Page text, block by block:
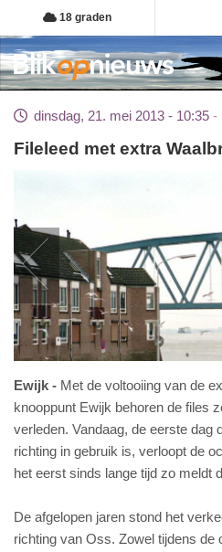
Overslaan
en
naar
de
gaan
18 graden
dinsdag, 21. mei 2013 - 10:35
Fileleed met extra
Ewijk
Met de voltooiing van de
knooppunt Ewijk behoren de files
verleden. Vandaag, de eerste dag
richting in gebruik is, verloopt de
het eerst sinds lange tijd zo meldt
De afgelopen jaren stond het
richting van Oss. Zowel tijdens de